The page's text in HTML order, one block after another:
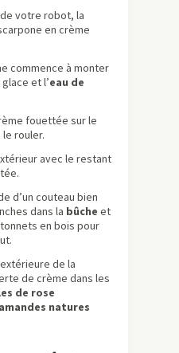
de votre robot, la
en crème
commence à monter
et l’eau de
fouettée sur le
rouler.
avec le restant
d’un couteau bien
dans la bûche et
en bois pour
de la
de crème dans les
de rose
amandes natures